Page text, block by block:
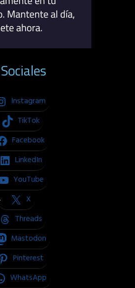
Instagram
TikTok
Facebook
LinkedIn
YouTube
X
Threads
Mastodon
Pinterest
WhatsApp